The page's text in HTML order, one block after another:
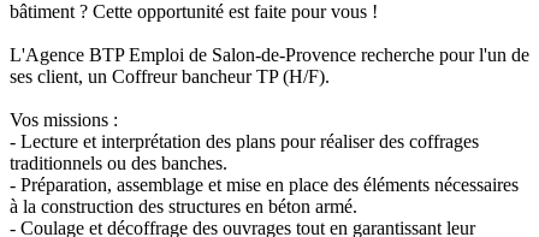
bâtiment ? Cette opportunité est faite pour vous !
L'Agence BTP Emploi de Salon-de-Provence recherche pour l'un de
ses client, un Coffreur bancheur TP (H/F).
Vos missions :
- Lecture et interprétation des plans pour réaliser des coffrages
traditionnels ou des banches.
- Préparation, assemblage et mise en place des éléments nécessaires
à la construction des structures en béton armé.
- Coulage et décoffrage des ouvrages tout en garantissant leur